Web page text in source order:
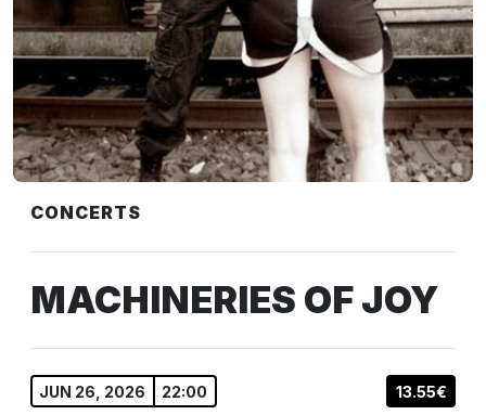
CONCERTS
MACHINERIES OF JOY
JUN 26, 2026 22:00 13.55€